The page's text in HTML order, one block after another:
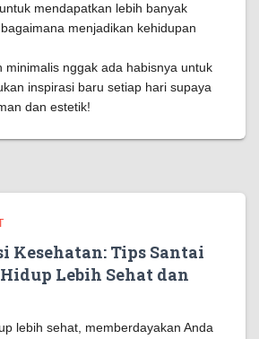
untuk mendapatkan lebih banyak
menjadikan kehidupan
minimalis nggak ada habisnya untuk
inspirasi baru setiap hari supaya
dan estetik!
Kesehatan: Tips Santai
Lebih Sehat dan
lebih sehat, memberdayakan Anda